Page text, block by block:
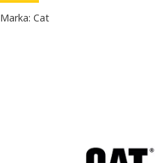
Marka: Cat